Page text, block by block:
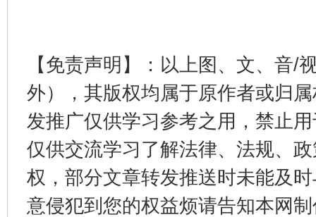
【免责声明】：以上图、文、音/
外），其版权均属于原作者或归
发推广仅供学习参考之用，禁止
仅供交流学习了解法律、法规、
权，部分文章转发推送时未能及
意侵犯到您的权益烦请告知本网
东山县通报“牛蛙产品抗生素超标问题”